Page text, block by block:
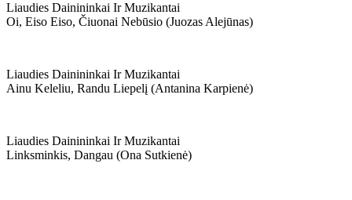
Liaudies Dainininkai Ir Muzikantai
Oi, Eiso Eiso, Čiuonai Nebūsio (juozas Alejūnas)
Liaudies Dainininkai Ir Muzikantai
Ainu Keleliu, Randu Liepelį (antanina Karpienė)
Liaudies Dainininkai Ir Muzikantai
Linksminkis, Dangau (ona Sutkienė)